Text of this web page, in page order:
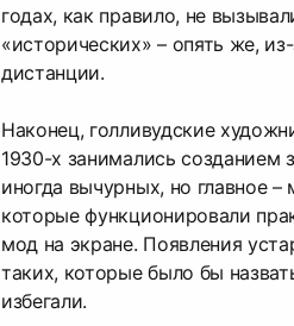
годах, как правило, не
«исторических» – опять же,
дистанции.
Наконец, голливудские
1930-х занимались созданием
иногда вычурных, но главное
которые функционировали
мод на экране. Появления
таких, которые было бы
избегали.